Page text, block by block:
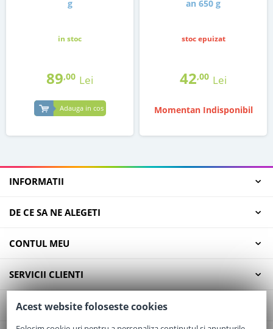
g
in stoc
89,00 Lei
Adauga in cos
an 650 g
stoc epuizat
42,00 Lei
Momentan Indisponibil
INFORMATII
DE CE SA NE ALEGETI
CONTUL MEU
SERVICII CLIENTI
CONTACT
Acest website foloseste cookies